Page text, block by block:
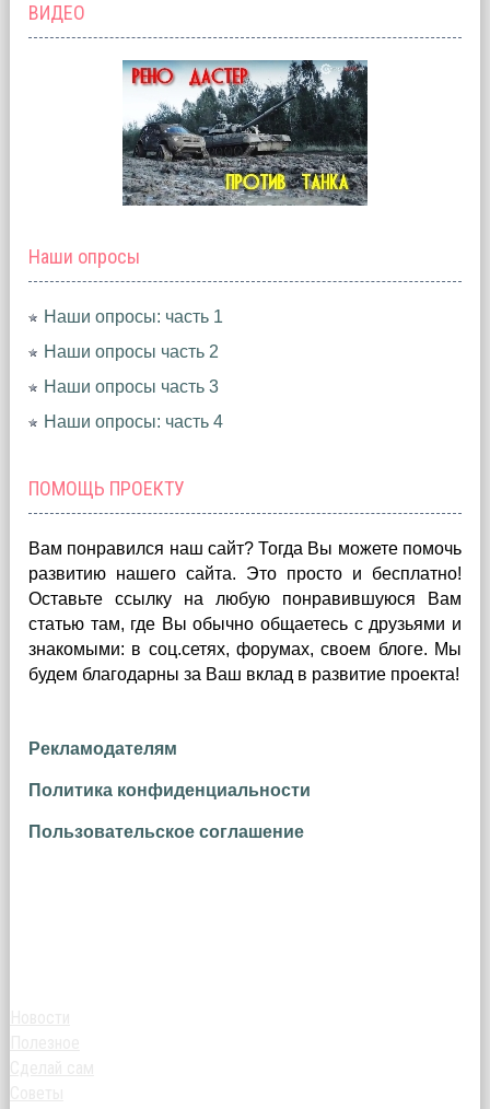
ВИДЕО
Наши опросы
Наши опросы: часть 1
Наши опросы часть 2
Наши опросы часть 3
Наши опросы: часть 4
ПОМОЩЬ ПРОЕКТУ
Вам понравился наш сайт? Тогда Вы можете помочь
развитию нашего сайта. Это просто и бесплатно!
Оставьте ссылку на любую понравившуюся Вам
статью там, где Вы обычно общаетесь с друзьями и
знакомыми: в соц.сетях, форумах, своем блоге. Мы
будем благодарны за Ваш вклад в развитие проекта!
Рекламодателям
Политика конфиденциальности
Пользовательское соглашение